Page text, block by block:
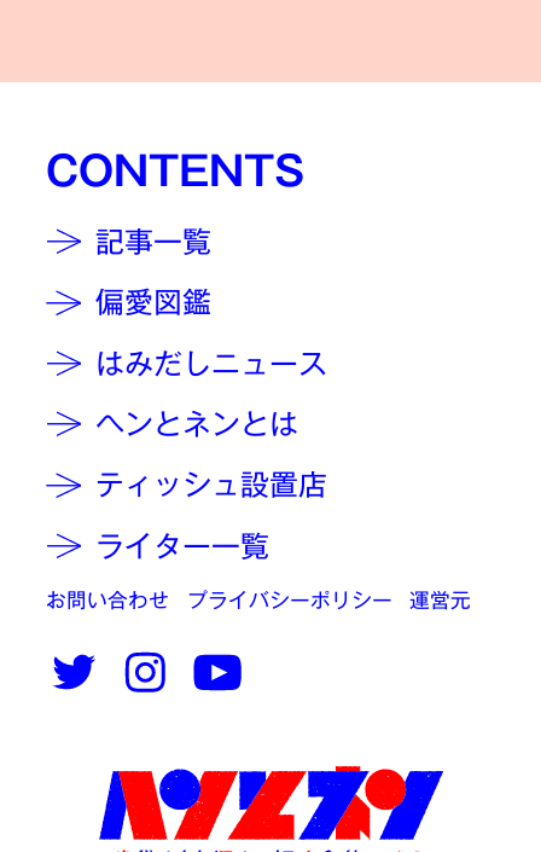
CONTENTS
記事一覧
偏愛図鑑
はみだしニュース
ヘンとネンとは
ティッシュ設置店
ライター一覧
お問い合わせ プライバシーポリシー 運営元